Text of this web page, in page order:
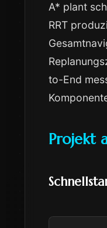
A* plant
RRT
to-End
Projekt